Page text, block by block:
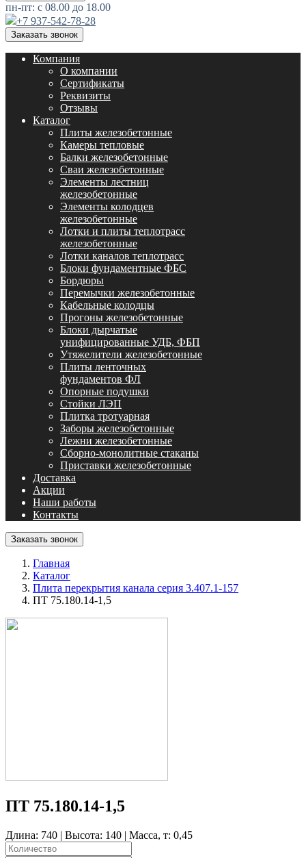
пн-пт: с 08.00 до 18.00
+7 937-542-78-28
Заказать звонок
Компания
О компании
Сертификаты
Реквизиты
Отзывы
Каталог
Плиты железобетонные
Камеры тепловые
Балки железобетонные
Сваи железобетонные
Элементы лестниц
железобетонные
Элементы колодцев
железобетонные
Лотки и плиты теплотрасс
железобетонные
Лотки каналов теплотрасс
Блоки фундаментные ФБС
Бордюры
Перемычки железобетонные
Кабельные колодцы
Прогоны железобетонные
Блоки дырчатые
унифицированные УДБ, ФБП
Утяжелители железобетонные
Плиты ленточных
фундаментов ФЛ
Опорные подушки
Стойки ЛЭП
Плитка тротуарная
Заборы железобетонные
Лежни железобетонные
Сборно-монолитные стаканы
Приставки железобетонные
Доставка
Акции
Наши работы
Контакты
Заказать звонок
Главная
Каталог
Плита перекрытия канала серия 3.407.1-157
ПТ 75.180.14-1,5
ПТ 75.180.14-1,5
Длина: 740 | Высота: 140 | Масса, т: 0,45